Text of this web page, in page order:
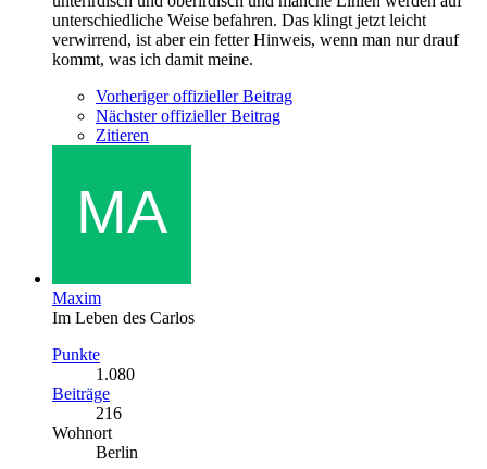
unterschiedliche Weise befahren. Das klingt jetzt leicht
verwirrend, ist aber ein fetter Hinweis, wenn man nur drauf
kommt, was ich damit meine.
Vorheriger offizieller Beitrag
Nächster offizieller Beitrag
Zitieren
Maxim
Im Leben des Carlos
Punkte
1.080
Beiträge
216
Wohnort
Berlin